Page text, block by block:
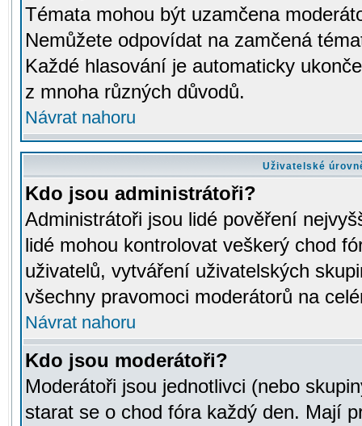
Témata mohou být uzamčena
Nemůžete odpovídat na zamčená
Každé hlasování je automaticky
z mnoha různých důvodů.
Návrat nahoru
Uživatelské
Kdo jsou administrátoři?
Administrátoři jsou lidé pověření
lidé mohou kontrolovat veškerý chod
uživatelů, vytváření uživatelských
všechny pravomoci moderátorů na
Návrat nahoru
Kdo jsou moderátoři?
Moderátoři jsou jednotlivci (nebo
starat se o chod fóra každý den. Mají